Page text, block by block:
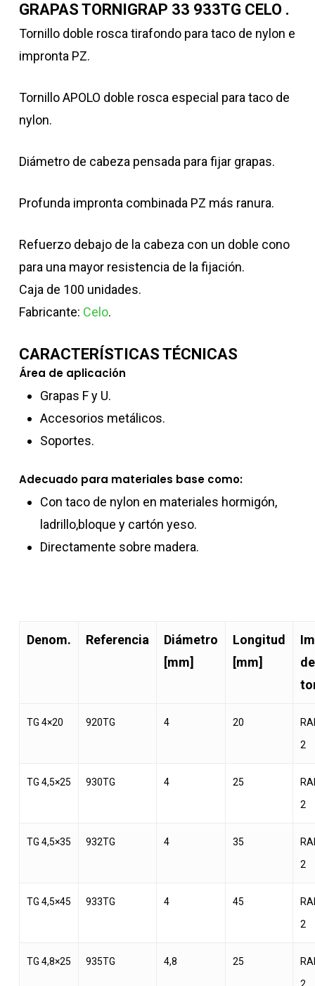
GRAPAS TORNIGRAP 33 933TG CELO .
Tornillo doble rosca tirafondo para taco de nylon e
impronta PZ.
Tornillo APOLO doble rosca especial para taco de
nylon.
Diámetro de cabeza pensada para fijar grapas.
Profunda impronta combinada PZ más ranura.
Refuerzo debajo de la cabeza con un doble cono
para una mayor resistencia de la fijación.
Caja de 100 unidades.
Fabricante: Celo.
CARACTERÍSTICAS TÉCNICAS
Área de aplicación
Grapas F y U.
Accesorios metálicos.
Soportes.
Adecuado para materiales base como:
Con taco de nylon en materiales hormigón,
ladrillo,bloque y cartón yeso.
Directamente sobre madera.
Denom. Referencia
Diámetro
[mm]
Longitud
[mm]
TG 4×20 920TG 4 20
2
TG 4,5×25 930TG 4 25
2
TG 4,5×35 932TG 4 35
2
TG 4,5×45 933TG 4 45
2
TG 4,8×25 935TG 4,8 25